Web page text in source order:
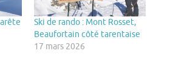
Ski de rando : Mont Rosset,
Beaufortain côté tarentaise
17 mars 2026